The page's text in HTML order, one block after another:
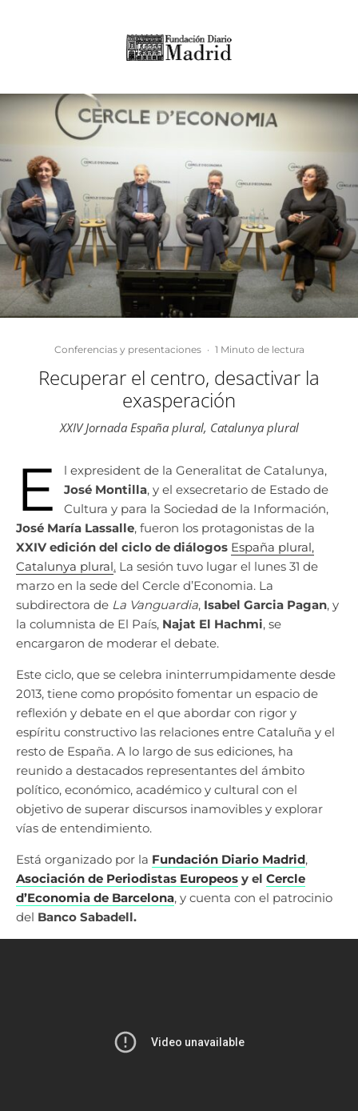
Conferencias y presentaciones · 1 Minuto de lectura
Recuperar el centro, desactivar la
exasperación
XXIV Jornada España plural, Catalunya plural
E
l expresident de la Generalitat de Catalunya,
José Montilla, y el exsecretario de Estado de
Cultura y para la Sociedad de la Información,
José María Lassalle, fueron los protagonistas de la
XXIV edición del ciclo de diálogos España plural,
Catalunya plural. La sesión tuvo lugar el lunes 31 de
marzo en la sede del Cercle d’Economia. La
subdirectora de La Vanguardia, Isabel Garcia Pagan, y
la columnista de El País, Najat El Hachmi, se
encargaron de moderar el debate.
Este ciclo, que se celebra ininterrumpidamente desde
2013, tiene como propósito fomentar un espacio de
reflexión y debate en el que abordar con rigor y
espíritu constructivo las relaciones entre Cataluña y el
resto de España. A lo largo de sus ediciones, ha
reunido a destacados representantes del ámbito
político, económico, académico y cultural con el
objetivo de superar discursos inamovibles y explorar
vías de entendimiento.
Está organizado por la Fundación Diario Madrid,
Asociación de Periodistas Europeos y el Cercle
d’Economia de Barcelona, y cuenta con el patrocinio
del Banco Sabadell.